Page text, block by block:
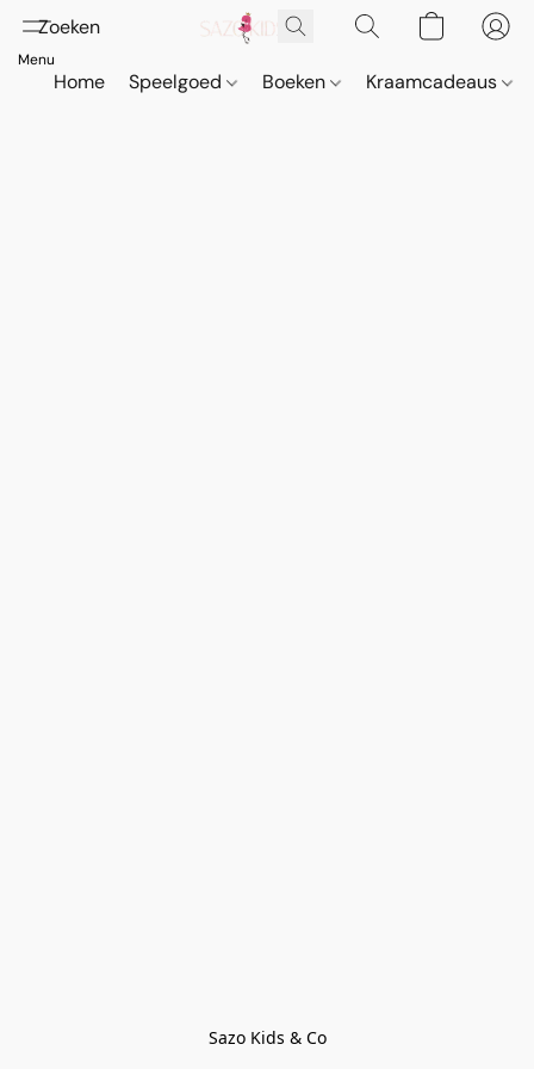
Home Speelgoed Boeken Kraamcadeaus
Sazo Kids & Co